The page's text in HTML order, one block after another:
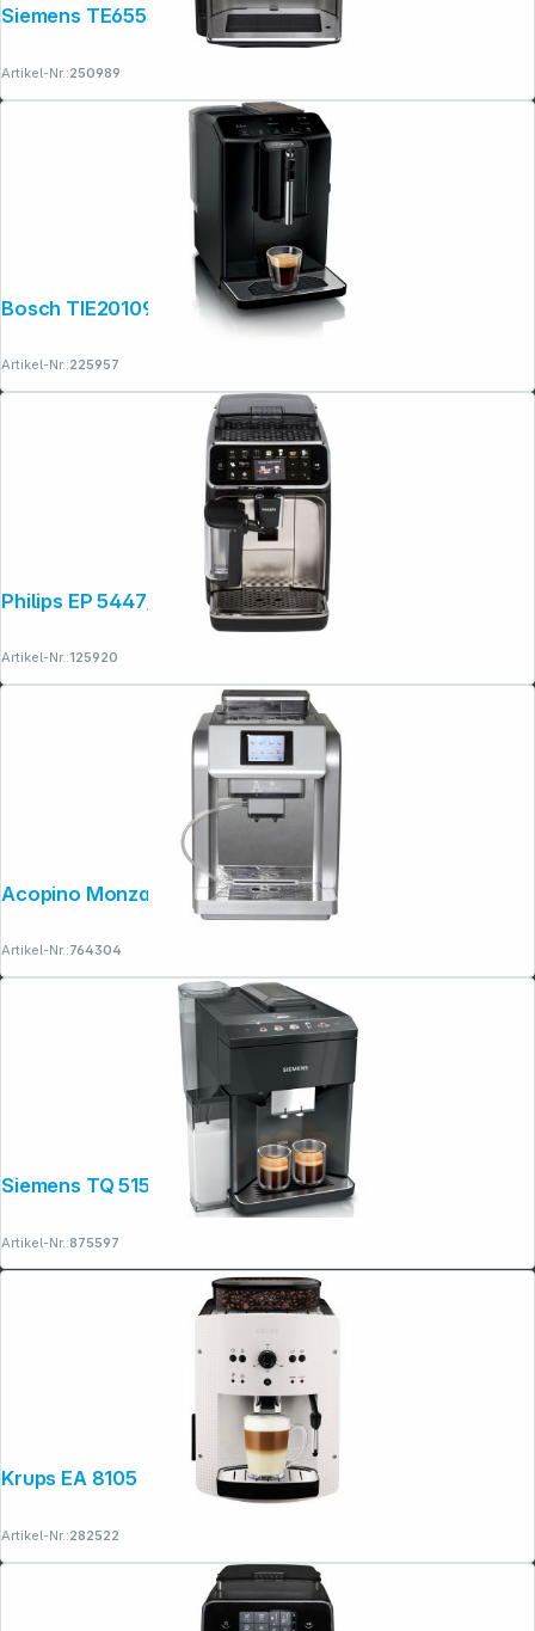
Siemens TE655503DE EQ. 6
Artikel-Nr.:250989
Bosch TIE20109 Serie 2,
Artikel-Nr.:225957
Philips EP 5447/90 LatteGo 5400 Series
Artikel-Nr.:125920
Acopino Monza silber
Artikel-Nr.:764304
Siemens TQ 515D09 EQ.500 Piano black
Artikel-Nr.:875597
Krups EA 8105
Artikel-Nr.:282522